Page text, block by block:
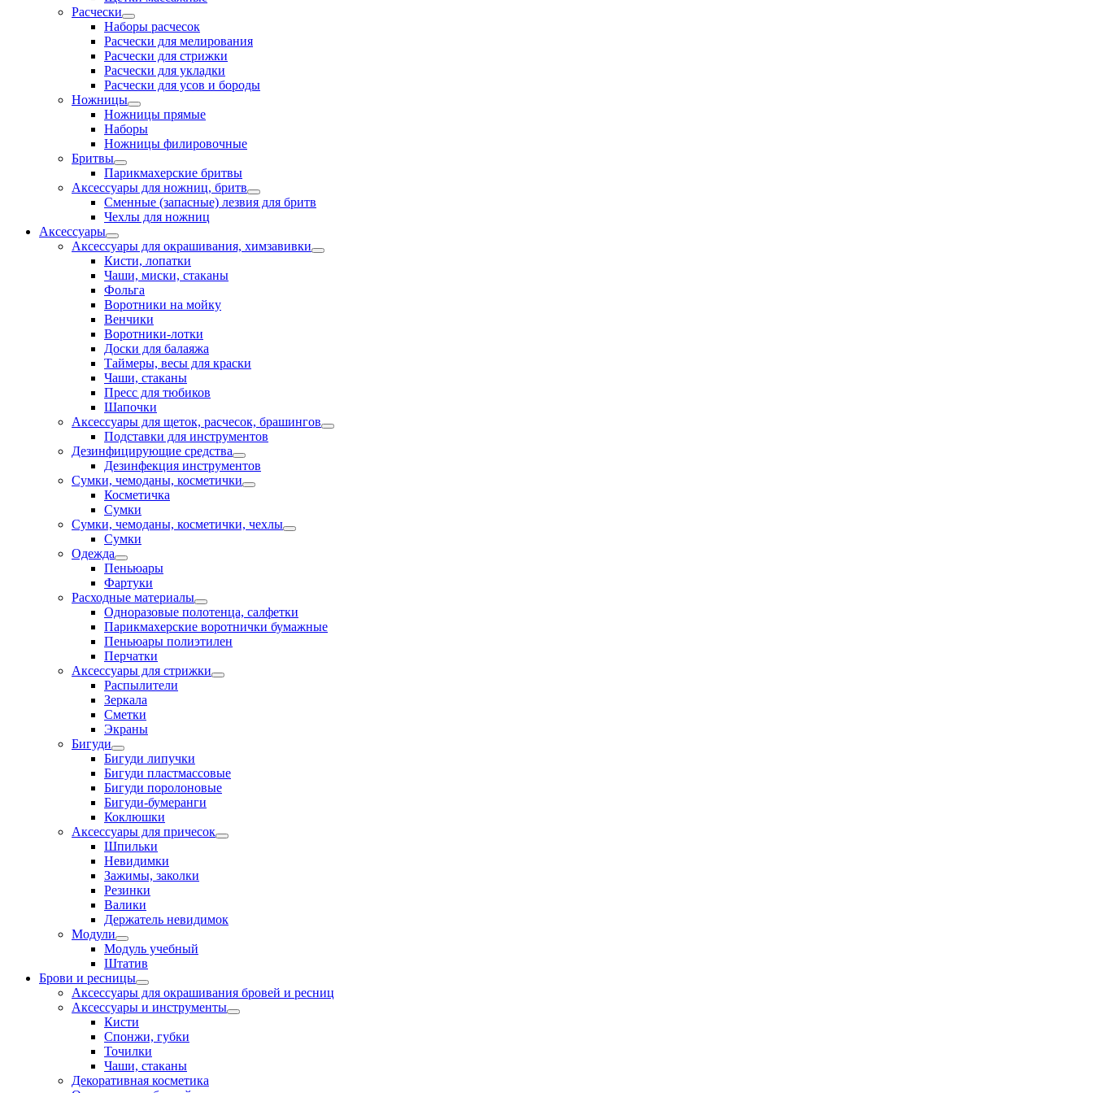
Расчески
Наборы расчесок
Расчески для мелирования
Расчески для стрижки
Расчески для укладки
Расчески для усов и бороды
Ножницы
Ножницы прямые
Наборы
Ножницы филировочные
Бритвы
Парикмахерские бритвы
Аксессуары для ножниц, бритв
Сменные (запасные) лезвия для бритв
Чехлы для ножниц
Аксессуары
Аксессуары для окрашивания, химзавивки
Кисти, лопатки
Чаши, миски, стаканы
Фольга
Воротники на мойку
Венчики
Воротники-лотки
Доски для балаяжа
Таймеры, весы для краски
Чаши, стаканы
Пресс для тюбиков
Шапочки
Аксессуары для щеток, расчесок, брашингов
Подставки для инструментов
Дезинфицирующие средства
Дезинфекция инструментов
Сумки, чемоданы, косметички
Косметичка
Сумки
Сумки, чемоданы, косметички, чехлы
Сумки
Одежда
Пеньюары
Фартуки
Расходные материалы
Одноразовые полотенца, салфетки
Парикмахерские воротнички бумажные
Пеньюары полиэтилен
Перчатки
Аксессуары для стрижки
Распылители
Зеркала
Сметки
Экраны
Бигуди
Бигуди липучки
Бигуди пластмассовые
Бигуди поролоновые
Бигуди-бумеранги
Коклюшки
Аксессуары для причесок
Шпильки
Невидимки
Зажимы, заколки
Резинки
Валики
Держатель невидимок
Модули
Модуль учебный
Штатив
Брови и ресницы
Аксессуары для окрашивания бровей и ресниц
Аксессуары и инструменты
Кисти
Спонжи, губки
Точилки
Чаши, стаканы
Декоративная косметика